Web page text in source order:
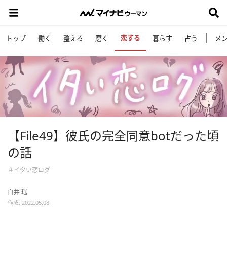
トップ 働く 整える 磨く 恋する 暮らす 占う メ
【File49】彼氏の完全同意botだった頃
の話
＃イタい恋ログ
白井 瑶
作成: 2022.05.08